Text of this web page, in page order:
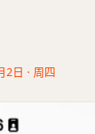
2日 · 周四